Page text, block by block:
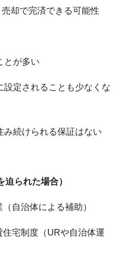
却で完済できる可能性
とが多い
定されることも少なくな
み続けられる保証はない
られた場合）
自治体による補助）
住宅制度（URや自治体運